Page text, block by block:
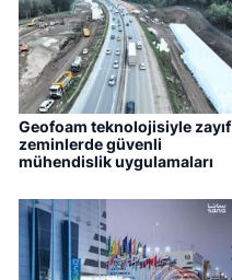
Geofoam teknolojisiyle zayıf
zeminlerde güvenli
mühendislik uygulamaları